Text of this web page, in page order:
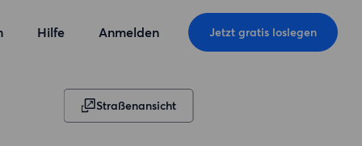
Hilfe Anmelden Jetzt gratis loslegen
Straßenansicht